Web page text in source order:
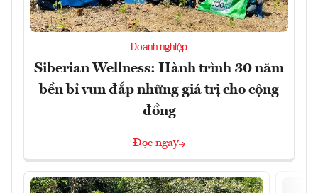
Doanh nghiệp
Siberian Wellness: Hành trình 30 năm
bền bỉ vun đắp những giá trị cho cộng
đồng
Đọc ngay